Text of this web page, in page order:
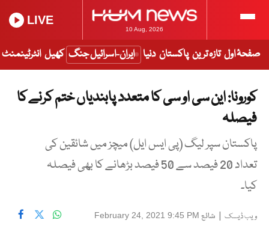
10 Aug, 2026
LIVE
صفحۂ اول تازہ ترین پاکستان دنیا ایران-اسرائیل جنگ کھیل انٹرٹینمنٹ
کورونا: این سی او سی کا متعدد پابندیاں ختم کرنے کا
فیصلہ
پاکستان سپر لیگ (پی ایس ایل) میچز میں شائقین کی
تعداد 20 فیصد سے 50 فیصد بڑھانے کا بھی فیصلہ
کیا۔
ویب ڈیسک | شائع February 24, 2021 9:45 PM